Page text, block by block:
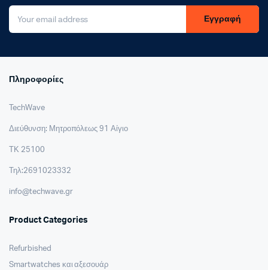
Εγγραφή
Πληροφορίες
TechWave
Διεύθυνση: Μητροπόλεως 91 Αίγιο
ΤΚ 25100
Τηλ:2691023332
info@techwave.gr
Product Categories
Refurbished
Smartwatches και αξεσουάρ